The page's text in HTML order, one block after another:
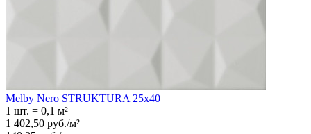
Melby Nero STRUKTURA 25x40
1 шт. = 0,1 м²
1 402,50 руб./м²